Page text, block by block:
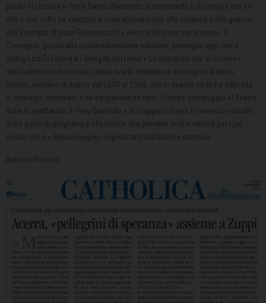
pace» in Ucraina e Terra Santa chiedendo di sostenerlo e di pregare per lui,
che a sua volta ha esortato a «non abituarci mai alla violenza e alla guerra»
sull’esempio di papa Francesco che «non si dà pace per la pace». Il
Convegno, giunto alla quarantatreesima edizione, prosegue oggi con il
dialogo tra Di Donna e i delegati sul tema « La speranza che si incarna»
nell’auditorium diocesano, dopo averlo intitolato a monsignor Antonio
Riboldi, vescovo di Acerra dal 1978 al 1999, che in questa sede ha dato vita
ai convegni diocesani e ne ha presieduto tanti. Domani pomeriggio al Teatro
Italia lo spettacolo di Pino Quartullo « In viaggio con san Francesco» chiude
la tre giorni di preghiera e riflessione che prevede anche attività per i più
piccoli con il « Miniconvegno» organizzato dall’Azione cattolica.
Antonio Pintauro